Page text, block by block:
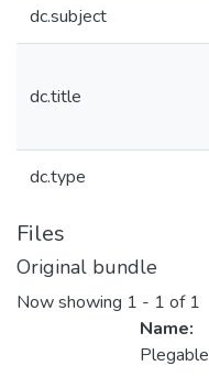
dc.subject
dc.title
dc.type
Files
Original bundle
Now showing 1 - 1 of 1
Name: